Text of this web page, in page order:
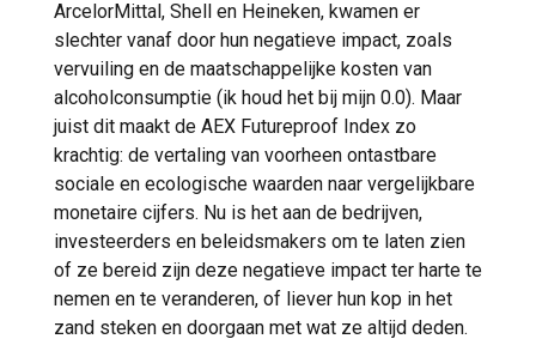
ArcelorMittal, Shell en Heineken, kwamen er
slechter vanaf door hun negatieve impact, zoals
vervuiling en de maatschappelijke kosten van
alcoholconsumptie (ik houd het bij mijn 0.0). Maar
juist dit maakt de AEX Futureproof Index zo
krachtig: de vertaling van voorheen ontastbare
sociale en ecologische waarden naar vergelijkbare
monetaire cijfers. Nu is het aan de bedrijven,
investeerders en beleidsmakers om te laten zien
of ze bereid zijn deze negatieve impact ter harte te
nemen en te veranderen, of liever hun kop in het
zand steken en doorgaan met wat ze altijd deden.